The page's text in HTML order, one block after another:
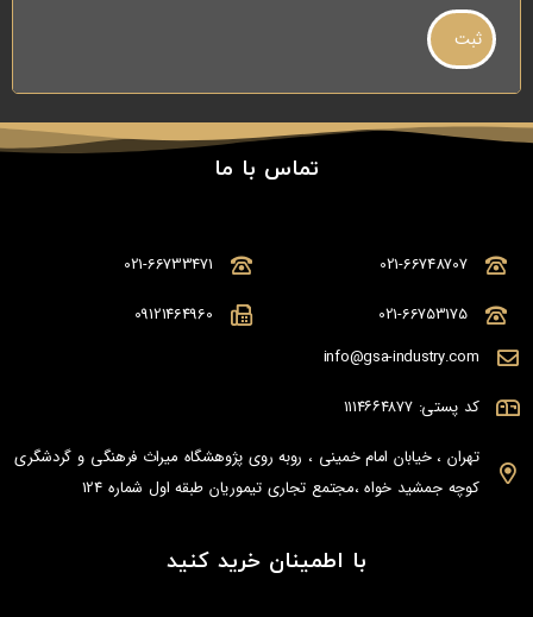
تماس با ما
021-66748707
021-66753175
021-66733471
09121464960
info@gsa-industry.com
کد پستی: ۱۱۱۴۶۶۴۸۷۷
تهران ، خیابان امام خمینی ، روبه روی پژوهشگاه میراث فرهنگی و گردشگری
کوچه جمشید خواه ،مجتمع تجاری تیموریان طبقه اول شماره 124
با اطمینان خرید کنید